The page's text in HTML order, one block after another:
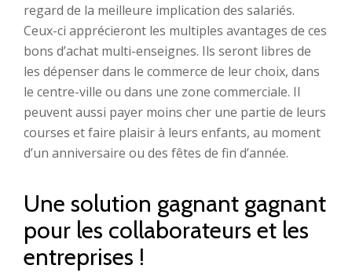
regard de la meilleure implication des salariés.
Ceux-ci apprécieront les multiples avantages de ces
bons d’achat multi-enseignes. Ils seront libres de
les dépenser dans le commerce de leur choix, dans
le centre-ville ou dans une zone commerciale. Il
peuvent aussi payer moins cher une partie de leurs
courses et faire plaisir à leurs enfants, au moment
d’un anniversaire ou des fêtes de fin d’année.
Une solution gagnant gagnant
pour les collaborateurs et les
entreprises !